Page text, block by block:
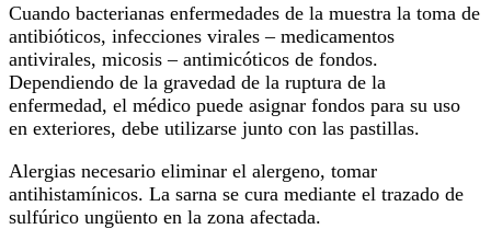
Cuando bacterianas enfermedades de la muestra la toma de
antibióticos, infecciones virales – medicamentos
antivirales, micosis – antimicóticos de fondos.
Dependiendo de la gravedad de la ruptura de la
enfermedad, el médico puede asignar fondos para su uso
en exteriores, debe utilizarse junto con las pastillas.
Alergias necesario eliminar el alergeno, tomar
antihistamínicos. La sarna se cura mediante el trazado de
sulfúrico ungüento en la zona afectada.